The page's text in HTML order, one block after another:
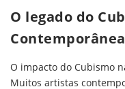
O legado do
Contemporânea
O impacto do Cubismo
Muitos artistas